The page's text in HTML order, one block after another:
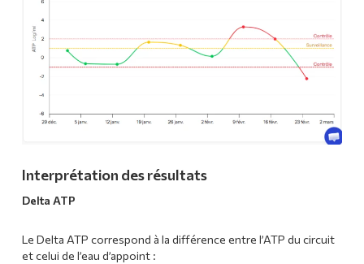
Interprétation des résultats
Delta ATP
Le Delta ATP correspond à la différence entre l’ATP du circuit
et celui de l’eau d’appoint :